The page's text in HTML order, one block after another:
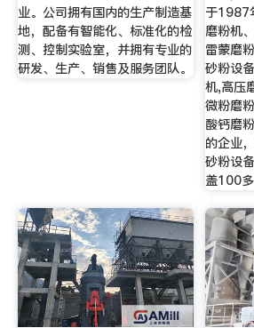
业。公司拥有国内的生产制造基
地，配备有智能化、标准化的检
测、控制实验室，并拥有专业的
研发、生产、销售及服务团队。
于1987
磨粉机
雷蒙磨
砂粉设
机,高压
微粉磨
酸钙磨
的企业
砂粉设
盖100多